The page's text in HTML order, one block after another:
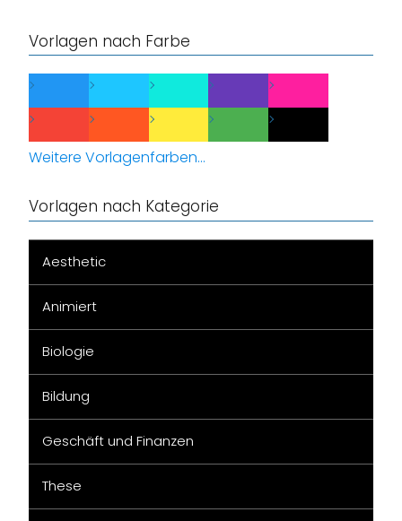
Vorlagen nach Farbe
Weitere Vorlagenfarben...
Vorlagen nach Kategorie
Aesthetic
Animiert
Biologie
Bildung
Geschäft und Finanzen
These